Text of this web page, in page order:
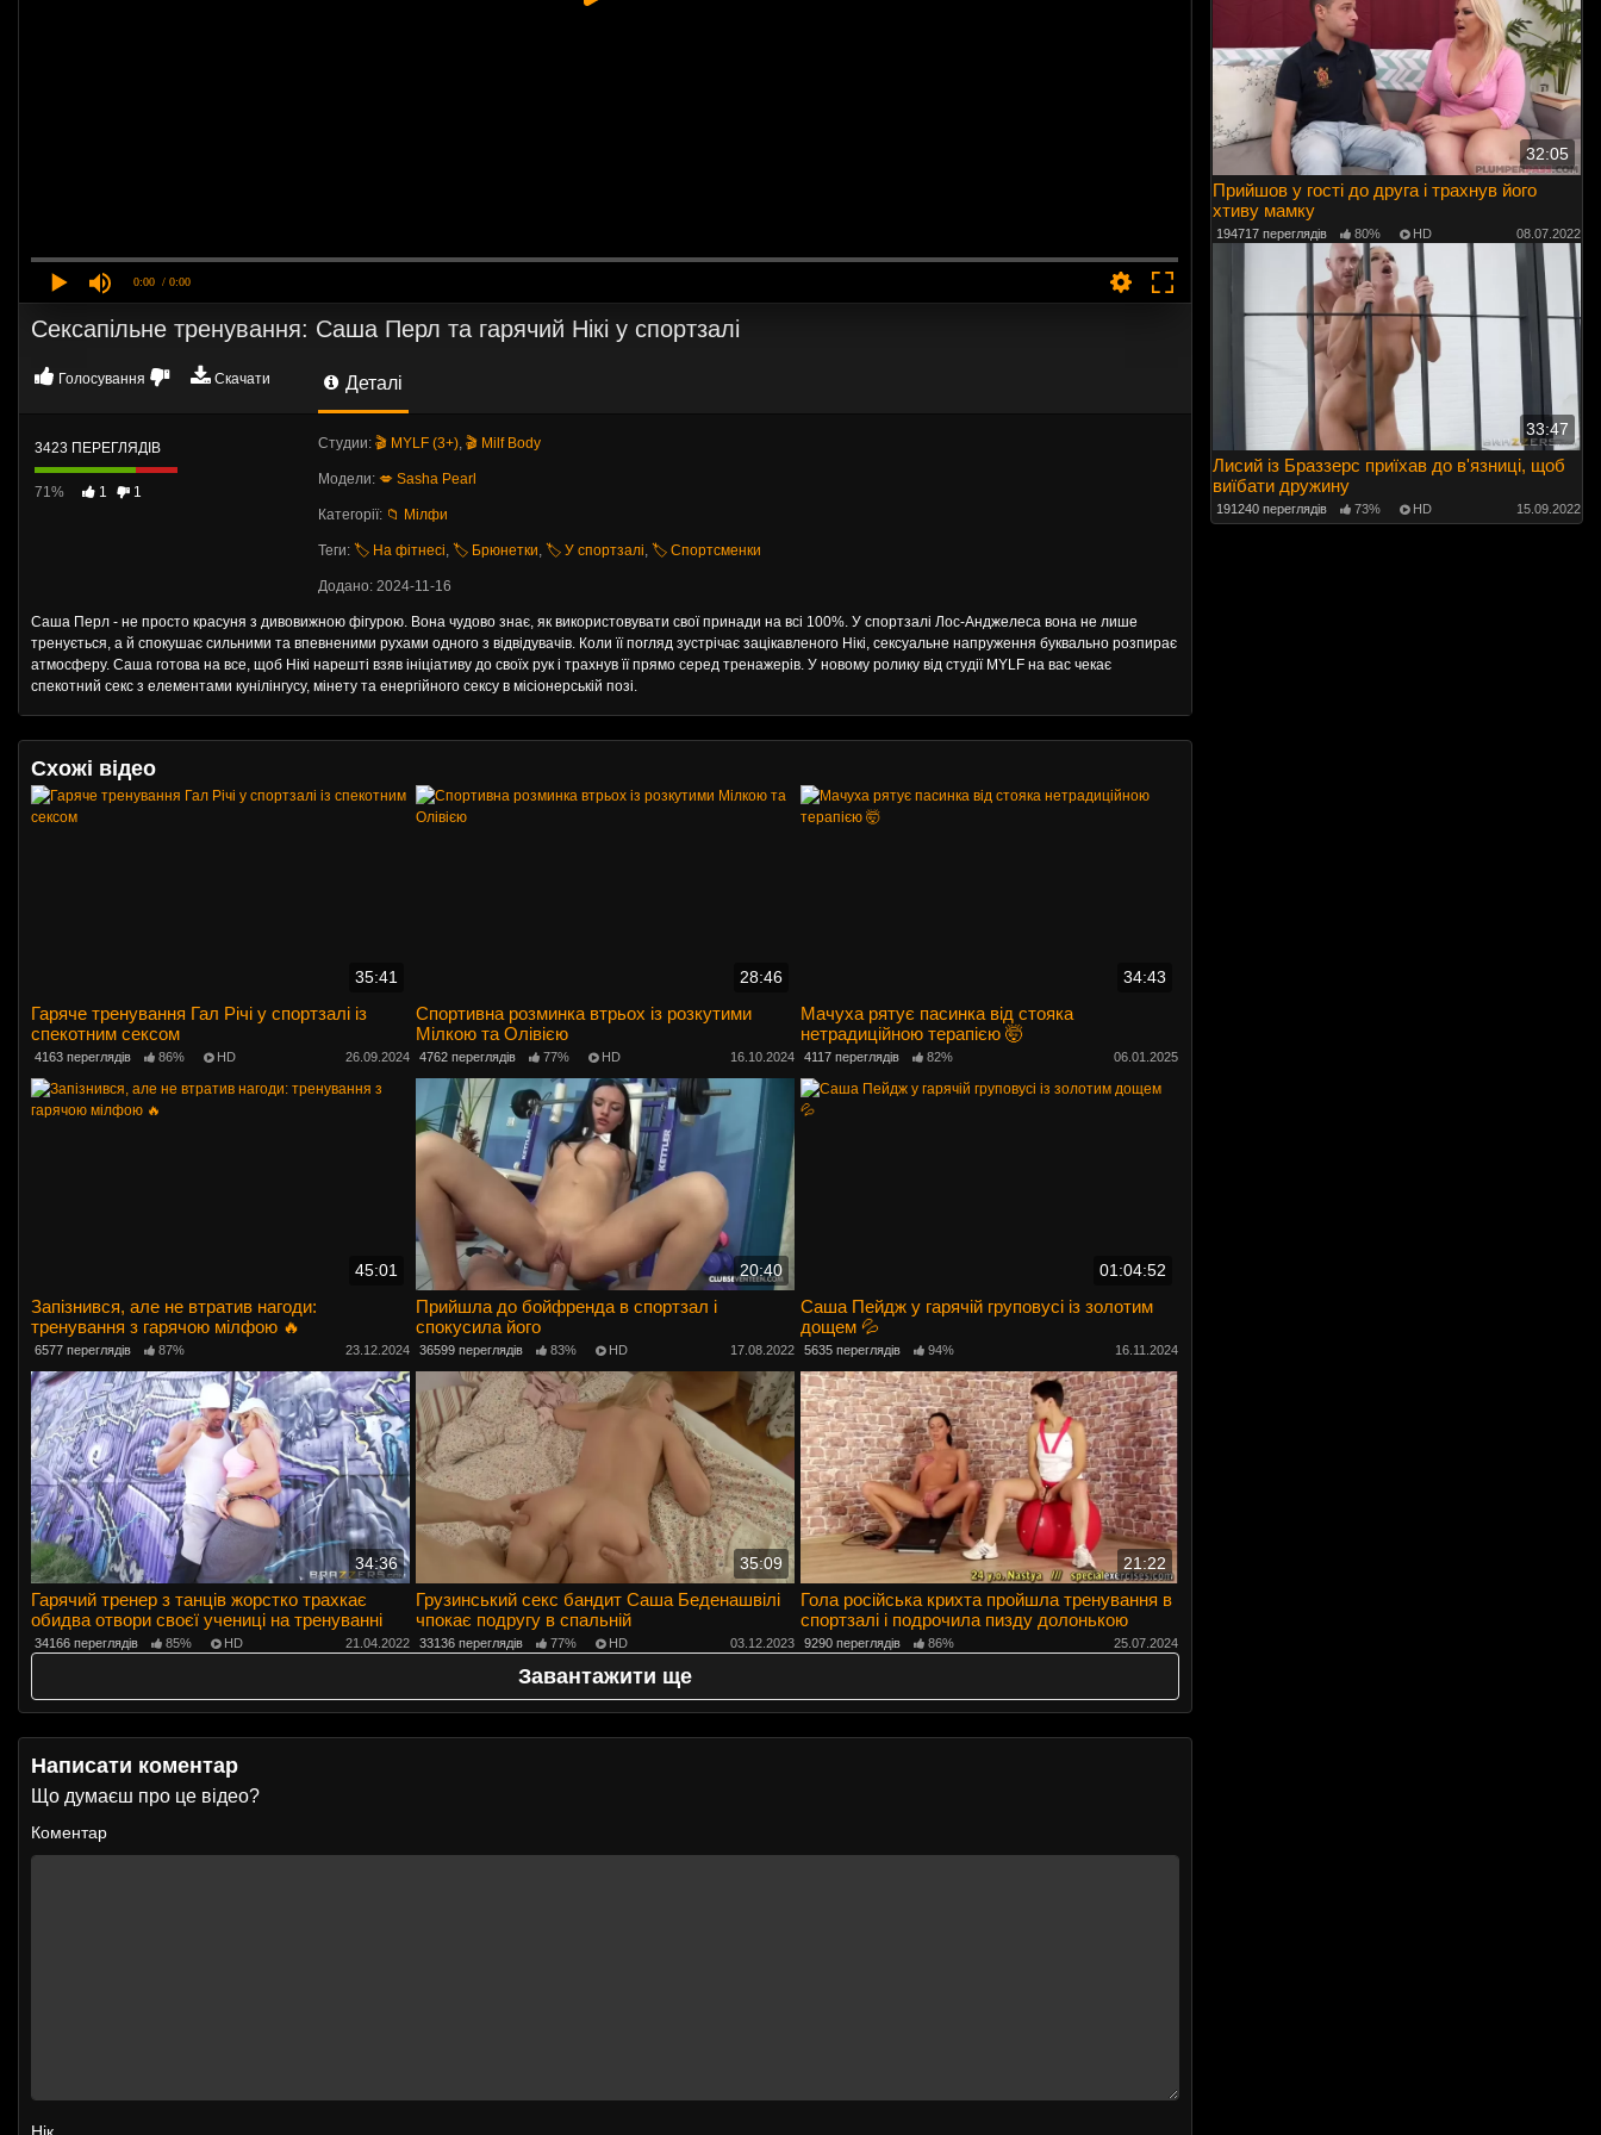
0:00 / 0:00
Сексапільне тренування: Саша Перл та гарячий Нікі у спортзалі
Голосування Скачати Деталі
3423 ПЕРЕГЛЯДІВ
71% 1 1
Студии: 🎬 MYLF (3+), 🎬 Milf Body
Модели: 💋 Sasha Pearl
Категорії: 📁 Мілфи
Теги: 🏷️ На фітнесі, 🏷️ Брюнетки, 🏷️ У спортзалі, 🏷️ Спортсменки
Додано: 2024-11-16
Саша Перл - не просто красуня з дивовижною фігурою. Вона чудово знає, як використовувати свої принади на всі 100%. У спортзалі Лос-Анджелеса вона не лише
тренується, а й спокушає сильними та впевненими рухами одного з відвідувачів. Коли її погляд зустрічає зацікавленого Нікі, сексуальне напруження буквально розпирає
атмосферу. Саша готова на все, щоб Нікі нарешті взяв ініціативу до своїх рук і трахнув її прямо серед тренажерів. У новому ролику від студії MYLF на вас чекає
спекотний секс з елементами кунілінгусу, мінету та енергійного сексу в місіонерській позі.
Схожі відео
35:41
Гаряче тренування Гал Річі у спортзалі із
спекотним сексом
4163 переглядів 86% HD 26.09.2024
28:46
Спортивна розминка втрьох із розкутими
Мілкою та Олівією
4762 переглядів 77% HD 16.10.2024
34:43
Мачуха рятує пасинка від стояка
нетрадиційною терапією 🤯
4117 переглядів 82% 06.01.2025
45:01
Запізнився, але не втратив нагоди:
тренування з гарячою мілфою 🔥
6577 переглядів 87% 23.12.2024
20:40
Прийшла до бойфренда в спортзал і
спокусила його
36599 переглядів 83% HD 17.08.2022
01:04:52
Саша Пейдж у гарячій груповусі із золотим
дощем 💦
5635 переглядів 94% 16.11.2024
34:36
Гарячий тренер з танців жорстко трахкає
обидва отвори своєї учениці на тренуванні
34166 переглядів 85% HD 21.04.2022
35:09
Грузинський секс бандит Саша Беденашвілі
чпокає подругу в спальній
33136 переглядів 77% HD 03.12.2023
21:22
Гола російська крихта пройшла тренування в
спортзалі і подрочила пизду долонькою
9290 переглядів 86% 25.07.2024
Завантажити ще
Написати коментар
Що думаєш про це відео?
Коментар
Нік
32:05
Прийшов у гості до друга і трахнув його
хтиву мамку
194717 переглядів 80% HD 08.07.2022
33:47
Лисий із Браззерс приїхав до в'язниці, щоб
виїбати дружину
191240 переглядів 73% HD 15.09.2022